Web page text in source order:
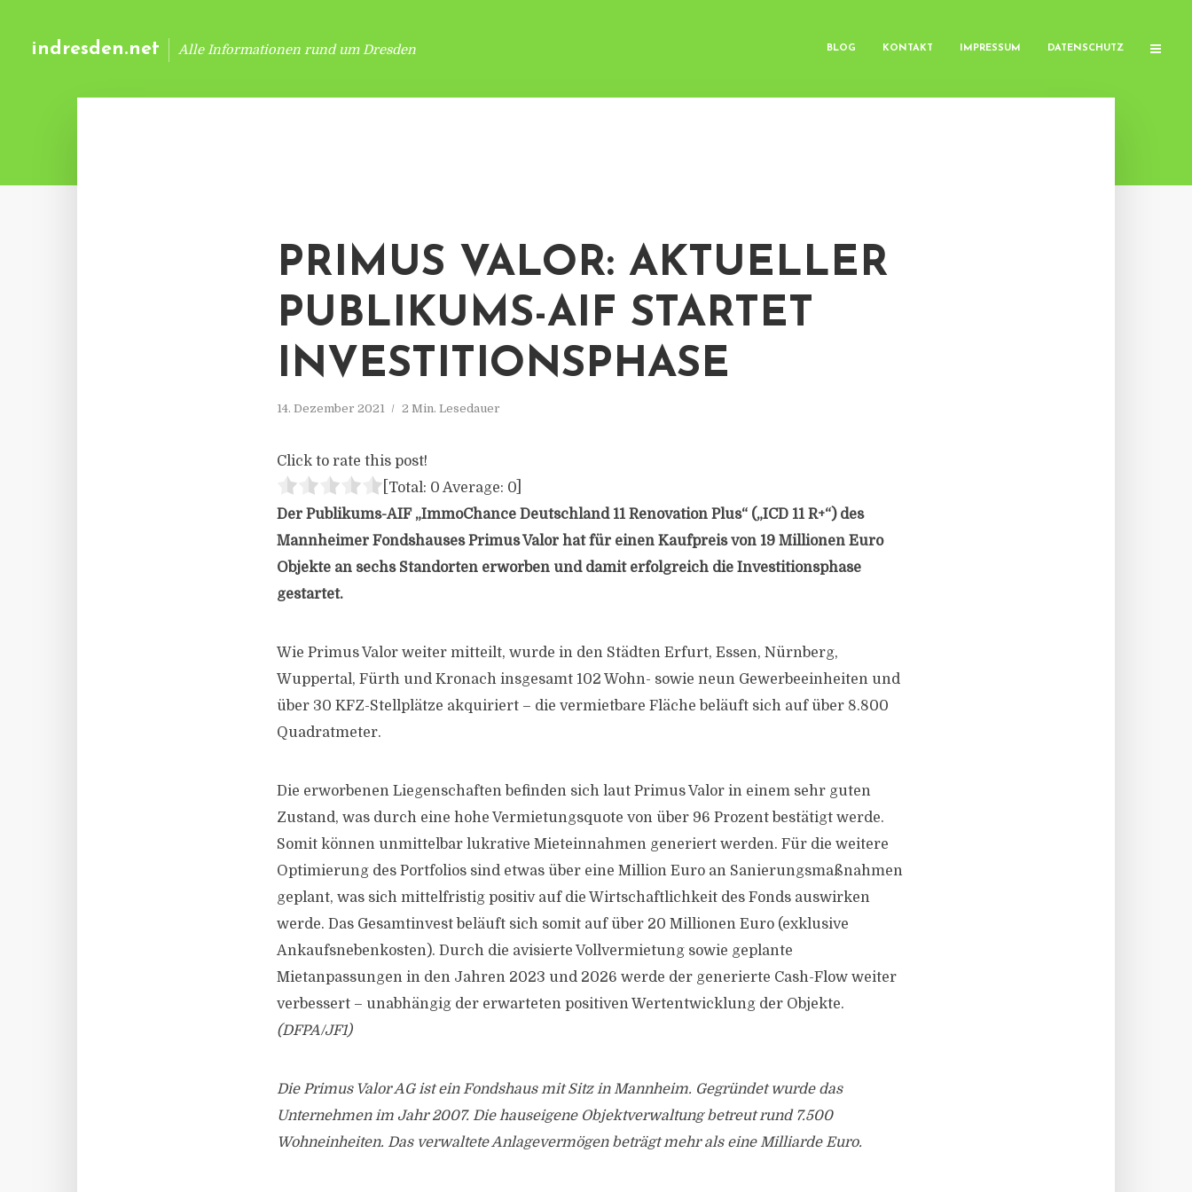
indresden.net Alle Informationen rund um Dresden BLOG KONTAKT IMPRESSUM DATENSCHUTZ
PRIMUS VALOR: AKTUELLER
PUBLIKUMS-AIF STARTET
INVESTITIONSPHASE
14. Dezember 2021 2 Min. Lesedauer
Click to rate this post!
[Total: 0 Average: 0
Der Publikums-AIF „ImmoChance Deutschland 11 Renovation Plus“ („ICD 11 R+“) des
Mannheimer Fondshauses Primus Valor hat für einen Kaufpreis von 19 Millionen Euro
Objekte an sechs Standorten erworben und damit erfolgreich die Investitionsphase
gestartet.
Wie Primus Valor weiter mitteilt, wurde in den Städten Erfurt, Essen, Nürnberg,
Wuppertal, Fürth und Kronach insgesamt 102 Wohn- sowie neun Gewerbeeinheiten und
über 30 KFZ-Stellplätze akquiriert – die vermietbare Fläche beläuft sich auf über 8.800
Quadratmeter.
Die erworbenen Liegenschaften befinden sich laut Primus Valor in einem sehr guten
Zustand, was durch eine hohe Vermietungsquote von über 96 Prozent bestätigt werde.
Somit können unmittelbar lukrative Mieteinnahmen generiert werden. Für die weitere
Optimierung des Portfolios sind etwas über eine Million Euro an Sanierungsmaßnahmen
geplant, was sich mittelfristig positiv auf die Wirtschaftlichkeit des Fonds auswirken
werde. Das Gesamtinvest beläuft sich somit auf über 20 Millionen Euro (exklusive
Ankaufsnebenkosten). Durch die avisierte Vollvermietung sowie geplante
Mietanpassungen in den Jahren 2023 und 2026 werde der generierte Cash-Flow weiter
verbessert – unabhängig der erwarteten positiven Wertentwicklung der Objekte.
(DFPA/JF1)
Die Primus Valor AG ist ein Fondshaus mit Sitz in Mannheim. Gegründet wurde das
Unternehmen im Jahr 2007. Die hauseigene Objektverwaltung betreut rund 7.500
Wohneinheiten. Das verwaltete Anlagevermögen beträgt mehr als eine Milliarde Euro.